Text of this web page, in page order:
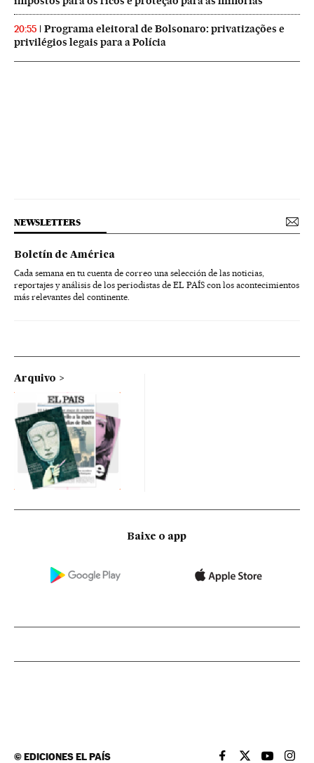
20:55
Programa eleitoral de Bolsonaro: privatizações e
privilégios legais para a Polícia
NEWSLETTERS
Boletín de América
Cada semana en tu cuenta de correo una selección de las noticias,
reportajes y análisis de los periodistas de EL PAÍS con los acontecimientos
más relevantes del continente.
Arquivo
Baixe o app
©EDICIONES EL PAÍS